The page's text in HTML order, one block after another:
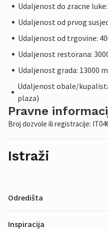
Udaljenost do zracne luke:
Udaljenost od prvog
Udaljenost od trgovine:
Udaljenost restorana:
Udaljenost grada: 13000
Udaljenost obale/
plaza)
Pravne
Broj dozvole ili registracije:
Istraži
Odredišta
Inspiracija